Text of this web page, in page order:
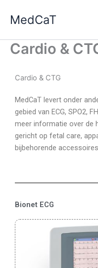
naar
inhoud
MedCaT
Cardio &
Cardio & CTG
MedCaT levert onder
gebied van ECG, SPO2,
meer informatie over de
gericht op fetal care,
bijbehorende accessoires.
Bionet ECG